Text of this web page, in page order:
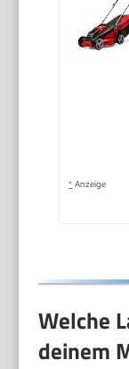
* Anzeige
Welche
deinem